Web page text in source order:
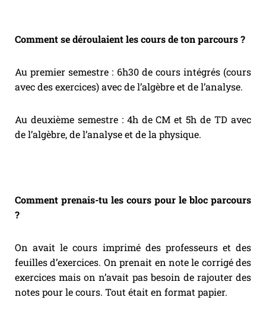
Comment se déroulaient les cours de ton parcours ?
Au premier semestre : 6h30 de cours intégrés (cours
avec des exercices) avec de l’algèbre et de l’analyse.
Au deuxième semestre : 4h de CM et 5h de TD avec
de l’algèbre, de l’analyse et de la physique.
Comment prenais-tu les cours pour le bloc parcours
?
On avait le cours imprimé des professeurs et des
feuilles d’exercices. On prenait en note le corrigé des
exercices mais on n’avait pas besoin de rajouter des
notes pour le cours. Tout était en format papier.